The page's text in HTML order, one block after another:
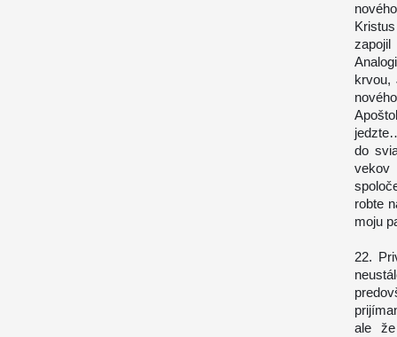
krvou,
do
robte
moju
22.
ale